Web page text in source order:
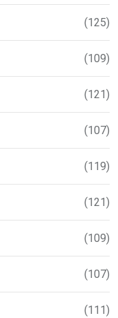
(125)
(109)
(121)
(107)
(119)
(121)
(109)
(107)
(111)